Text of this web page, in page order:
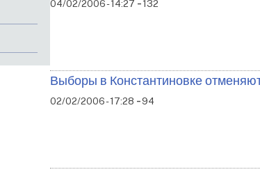
04/02/2006 - 14:27 132
Выборы в Константиновке
02/02/2006 - 17:28 -94